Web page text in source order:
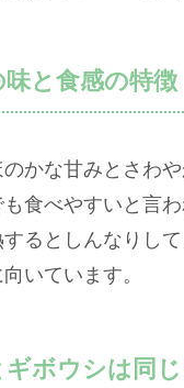
と食感の特徴
のかな甘みとさわ
食べやすいと言
るとしんなりし
いています。
ボウシは同じ